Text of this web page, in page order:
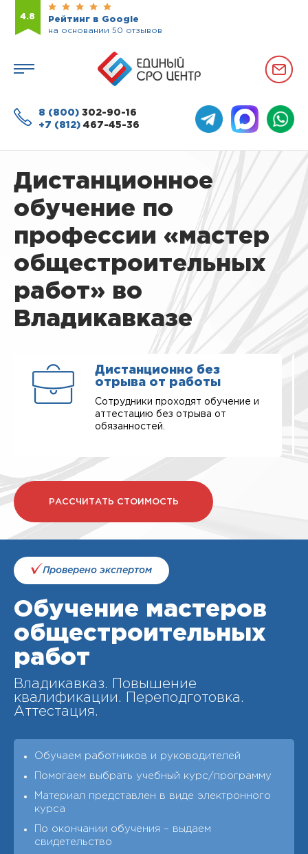
4.8
Рейтинг в Google
на основании 50 отзывов
8 (800) 302-90-16
+7 (812) 467-45-36
Дистанционное
обучение по
профессии «мастер
общестроительных
работ» во
Владикавказе
Дистанционно без
отрыва от работы
Сотрудники проходят обучение и
аттестацию без отрыва от
обязанностей.
РАССЧИТАТЬ СТОИМОСТЬ
Проверено экспертом
Обучение мастеров
общестроительных
работ
Владикавказ. Повышение
квалификации. Переподготовка.
Аттестация.
Обучаем работников и руководителей
Помогаем выбрать учебный курс/программу
Материал представлен в виде электронного
курса
По окончании обучения – выдаeм
свидетельство